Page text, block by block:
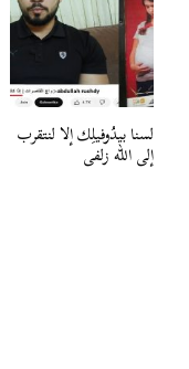
لسنا بيدُوفيلِك إلا لنتقرب
إلى الله زلفى